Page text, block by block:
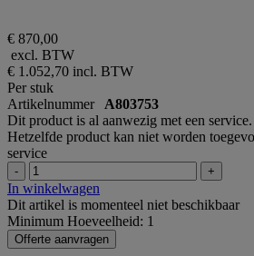
€ 870,00
excl. BTW
€ 1.052,70 incl. BTW
Per stuk
Artikelnummer A803753
Dit product is al aanwezig met een service.
Hetzelfde product kan niet worden
service
- +
In winkelwagen
Dit artikel is momenteel niet beschikbaar
Minimum Hoeveelheid: 1
Offerte aanvragen